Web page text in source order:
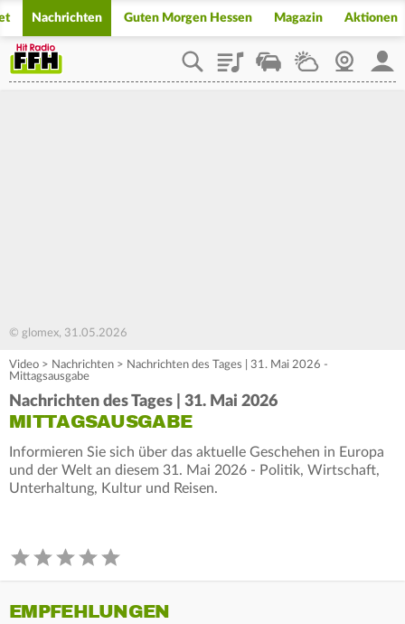
Nachrichten Guten Morgen Hessen Magazin Aktionen
PlaylistStaupilotWetterWebcam
© glomex, 31.05.2026
Video > Nachrichten > Nachrichten des Tages | 31. Mai 2026 -
Mittagsausgabe
Nachrichten des Tages | 31. Mai 2026
MITTAGSAUSGABE
Informieren Sie sich über das aktuelle Geschehen in Europa
und der Welt an diesem 31. Mai 2026 - Politik, Wirtschaft,
Unterhaltung, Kultur und Reisen.
EMPFEHLUNGEN